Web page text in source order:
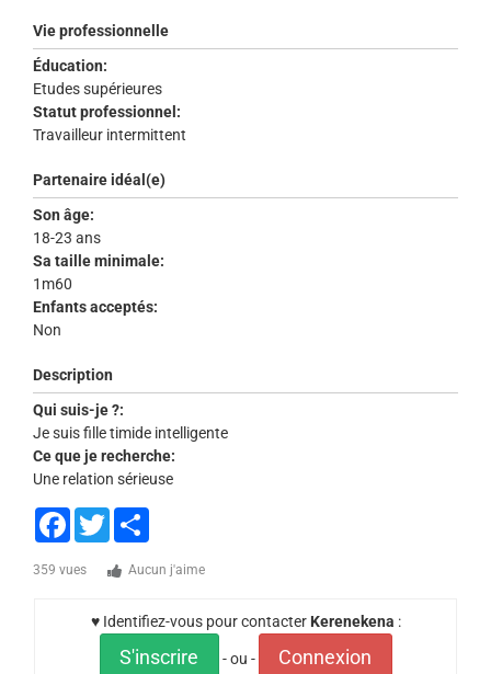
Vie professionnelle
Éducation:
Etudes supérieures
Statut professionnel:
Travailleur intermittent
Partenaire idéal(e)
Son âge:
18-23 ans
Sa taille minimale:
1m60
Enfants acceptés:
Non
Description
Qui suis-je ?:
Je suis fille timide intelligente
Ce que je recherche:
Une relation sérieuse
Facebook
Twitter
359 vues Aucun j'aime
♥ Identifiez-vous pour contacter Kerenekena :
S'inscrire - ou - Connexion